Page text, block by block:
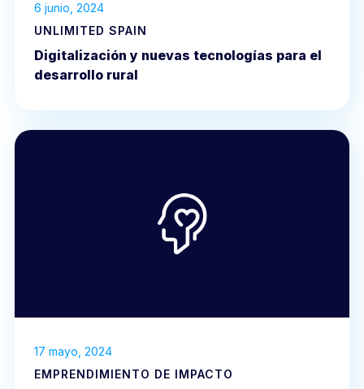
6 junio, 2024
UNLIMITED SPAIN
Digitalización y nuevas tecnologías para el
desarrollo rural
17 mayo, 2024
EMPRENDIMIENTO DE IMPACTO